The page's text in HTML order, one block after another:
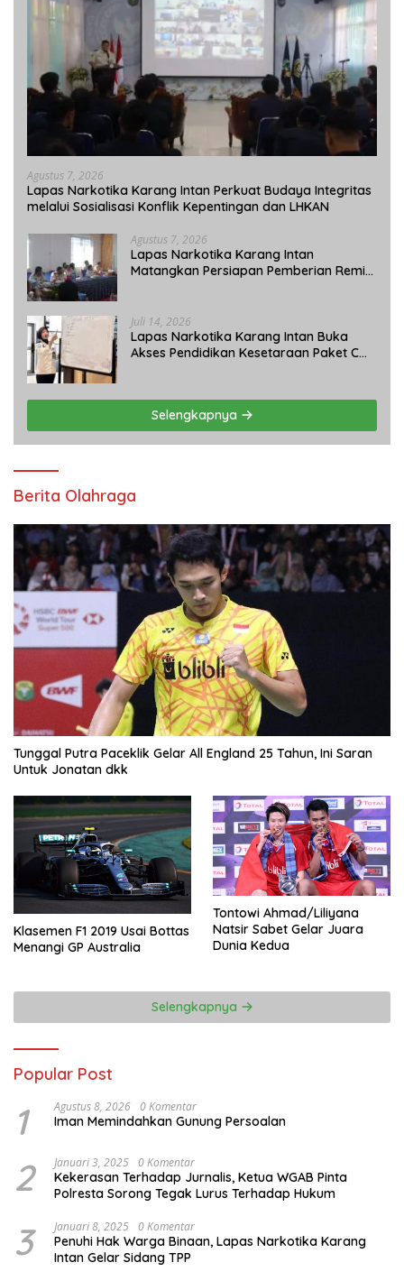
Agustus 7, 2026
Lapas Narkotika Karang Intan Perkuat Budaya Integritas
melalui Sosialisasi Konflik Kepentingan dan LHKAN
Agustus 7, 2026
Lapas Narkotika Karang Intan
Matangkan Persiapan Pemberian Remisi
Juli 14, 2026
Lapas Narkotika Karang Intan Buka
Akses Pendidikan Kesetaraan Paket C
Selengkapnya
Berita Olahraga
Tunggal Putra Paceklik Gelar All England 25 Tahun, Ini Saran
Untuk Jonatan dkk
Klasemen F1 2019 Usai Bottas
Menangi GP Australia
Tontowi Ahmad/Liliyana
Natsir Sabet Gelar Juara
Dunia Kedua
Selengkapnya
Popular Post
1 Agustus 8, 2026 0 Komentar
Iman Memindahkan Gunung Persoalan
2 Januari 3, 2025 0 Komentar
Kekerasan Terhadap Jurnalis, Ketua WGAB Pinta
Polresta Sorong Tegak Lurus Terhadap Hukum
3 Januari 8, 2025 0 Komentar
Penuhi Hak Warga Binaan, Lapas Narkotika Karang
Intan Gelar Sidang TPP